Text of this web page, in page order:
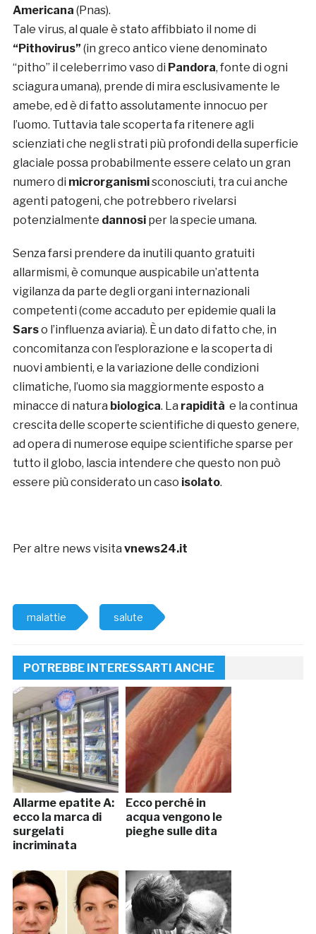
Americana (Pnas).
Tale virus, al quale è stato affibbiato il nome di
“Pithovirus” (in greco antico viene denominato
“pitho” il celeberrimo vaso di Pandora, fonte di ogni
sciagura umana), prende di mira esclusivamente le
amebe, ed è di fatto assolutamente innocuo per
l’uomo. Tuttavia tale scoperta fa ritenere agli
scienziati che negli strati più profondi della superficie
glaciale possa probabilmente essere celato un gran
numero di microrganismisconosciuti, tra cui anche
agenti patogeni, che potrebbero rivelarsi
potenzialmente dannosiper la specie umana.
Senza farsi prendere da inutili quanto gratuiti
allarmismi, è comunque auspicabile un’attenta
vigilanza da parte degli organi internazionali
competenti (come accaduto per epidemie quali la
Sarso l’influenza aviaria). È un dato di fatto che, in
concomitanza con l’esplorazione e la scoperta di
nuovi ambienti, e la variazione delle condizioni
climatiche, l’uomo sia maggiormente esposto a
minacce di natura biologica. La rapidità e la continua
crescita delle scoperte scientifiche di questo genere,
ad opera di numerose equipe scientifiche sparse per
tutto il globo, lascia intendere che questo non può
essere più considerato un caso isolato.
Per altre news visita vnews24.it
malattie salute
POTREBBE INTERESSARTI ANCHE
Allarme epatite A:
ecco la marca di
surgelati
incriminata
Ecco perché in
acqua vengono le
pieghe sulle dita